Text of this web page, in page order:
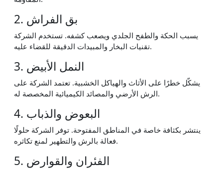
2. بق الفراش
يسبب الحكة والطفح الجلدي ويصعب كشفه. تستخدم الشركة
تقنيات البخار والمبيدات الدقيقة للقضاء عليه.
3. النمل الأبيض
يشكّل خطرًا على الأثاث والهياكل الخشبية. تعتمد الشركة على
الرش الأرضي والمصائد الكيميائية المخصصة له.
4. البعوض والذباب
ينتشر بكثافة خاصة في المناطق المفتوحة. توفر الشركة حلولًا
فعالة بالرش والتطهير لمنع تكاثره.
5. الفئران والقوارض